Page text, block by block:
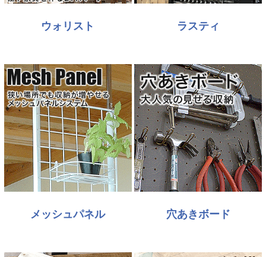
ウォリスト ラスティ
メッシュパネル 穴あきボード